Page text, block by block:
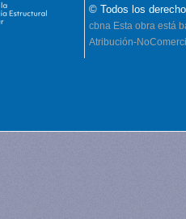
© Todos los
cbna Esta obra está
Atribución-